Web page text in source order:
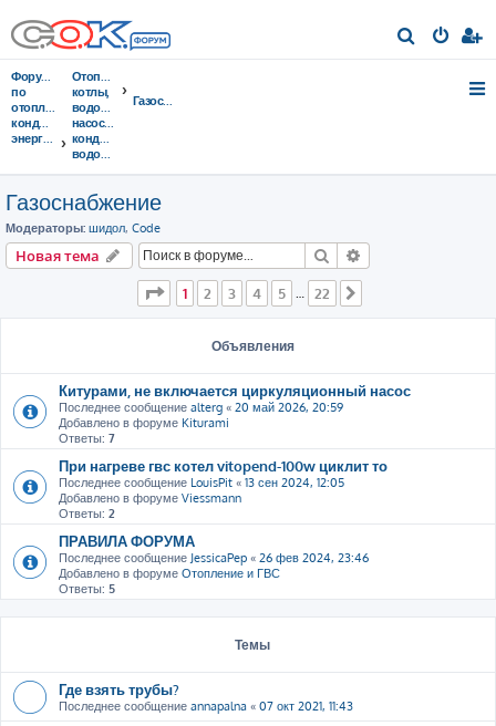
о
Форумы
по
отоплению,
кондиционированию,
энергосбережению
Отопительные
котлы,
водонагреватели,
насосы,
кондиционеры,
водоочистка...
Газоснабжение
Газоснабжение
Модераторы: шидол, Code
Новая тема Поиск
Страница из 22
1 2 3 4 5 22
Объявления
Китурами, не включается циркуляционный насос
Последнее сообщение alterg « 20 май 2026, 20:59
Добавлено в форуме Kiturami
Ответы: 7
При нагреве гвс котел vitopend-100w циклит то
Последнее сообщение LouisPit « 13 сен 2024, 12:05
Добавлено в форуме Viessmann
Ответы: 2
ПРАВИЛА ФОРУМА
Последнее сообщение JessicaPep « 26 фев 2024, 23:46
Добавлено в форуме Отопление и ГВС
Ответы: 5
Темы
Где взять трубы?
Последнее сообщение annapalna « 07 окт 2021, 11:43